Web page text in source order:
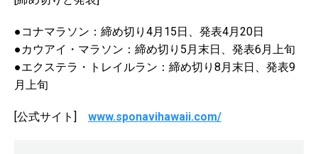
●コナマラソン：締め切り4月15日、発表4月20日
●カウアイ・マラソン：締め切り5月末日、発表6月上旬
●エクステラ・トレイルラン：締め切り8月末日、発表9
月上旬
[公式サイト] www.sponavihawaii.com/